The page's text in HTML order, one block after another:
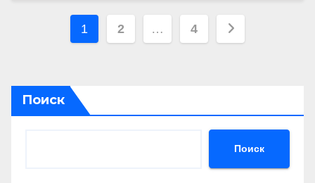
Пагинация
1 2 … 4
Поиск
Поиск